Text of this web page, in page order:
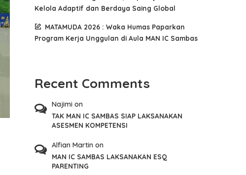
Kelola Adaptif dan Berdaya Saing Global
MATAMUDA 2026 : Waka Humas Paparkan
Program Kerja Unggulan di Aula MAN IC Sambas
Recent Comments
Najimi on
TAK MAN IC SAMBAS SIAP LAKSANAKAN
ASESMEN KOMPETENSI
Alfian Martin on
MAN IC SAMBAS LAKSANAKAN ESQ
PARENTING